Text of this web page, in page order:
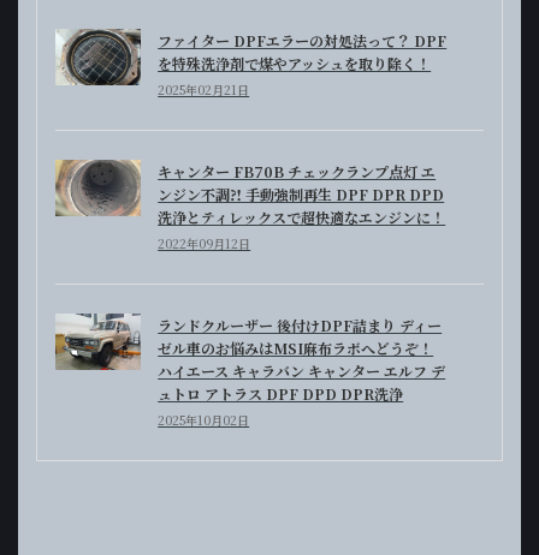
ファイター DPFエラーの対処法って？ DPF
を特殊洗浄剤で煤やアッシュを取り除く！
2025年02月21日
キャンター FB70B チェックランプ点灯 エ
ンジン不調⁈ 手動強制再生 DPF DPR DPD
洗浄とティレックスで超快適なエンジンに！
2022年09月12日
ランドクルーザー 後付けDPF詰まり ディー
ゼル車のお悩みはMSI麻布ラボへどうぞ！
ハイエース キャラバン キャンター エルフ デ
ュトロ アトラス DPF DPD DPR洗浄
2025年10月02日